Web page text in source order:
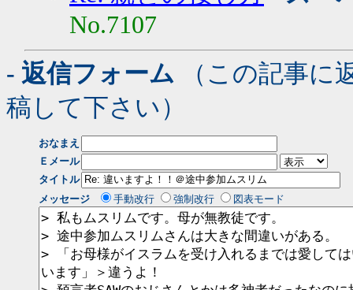
No.7107
- 返信フォーム （この記事に
稿して下さい）
おなまえ
Ｅメール
タイトル
メッセージ
手動改行 強制改行 図表モード